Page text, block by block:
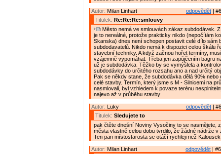
odpovědět |
Autor: Milan Linhart
Titulek: Re:Re:Re:smlouvy
Město nemá ve smlouvách zákaz subdodávek.
je to nereálné, protože prakticky nikdo (nepočítám
Skanska) dnes není schopen postavit celé dílo sám
subdodavatelů. Nikdo nemá k dispozici celou škálu
stavební techniky. A když začnou hořet termíny,
vzájemně vypomáhat. Třeba jen zapůjčením bagru
už je subdodávka. Těžko by se vymýšlela a
subdodávky do určitého rozsahu ano a nad určitý
Pak se někdy stane, že subdodávka dělá 90% nebo
celé stavby. Termín, který jsme s M - Silnicemi na
nasmlovali, byl vzhledem k povaze terénu
najevo až v průběhu stavby.
odpovědět |
Autor: Luky
Titulek: Sledujete to
pak čtěte dnešní Noviny Vysočiny to se nasmějete,
města vlastně celou dobu tvrdilo, že žádné nádrže v
Ten pan místostarosta se otáčí rychleji než Kalousek
odpovědět |
Autor: Milan Linhart